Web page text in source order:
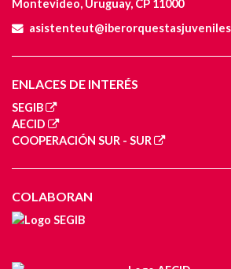
Montevideo, Uruguay, CP 11000
ENLACES DE INTERÉS
SEGIB
AECID
COOPERACIÓN SUR - SUR
COLABORAN